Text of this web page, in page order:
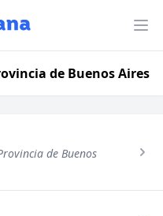
de Buenos Aires
de Buenos